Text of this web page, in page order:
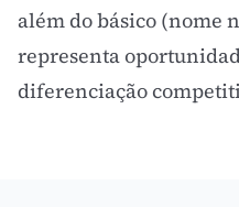
além do básico (nome
representa
diferenciação